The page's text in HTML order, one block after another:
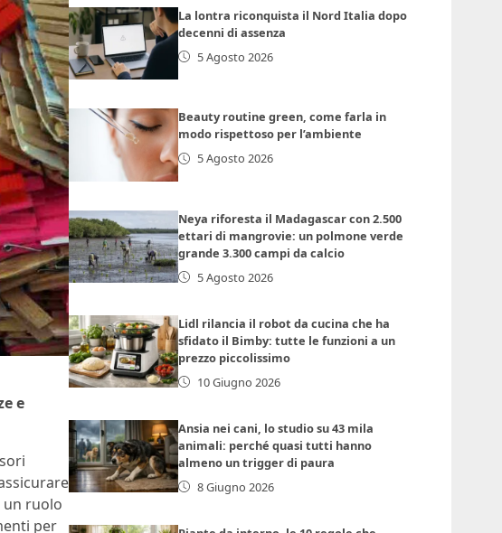
e
un ruolo
per
La lontra riconquista il Nord Italia dopo
decenni di assenza
5 Agosto 2026
Beauty routine green, come farla in
modo rispettoso per l’ambiente
5 Agosto 2026
Neya riforesta il Madagascar con 2.500
ettari di mangrovie: un polmone verde
grande 3.300 campi da calcio
5 Agosto 2026
Lidl rilancia il robot da cucina che ha
sfidato il Bimby: tutte le funzioni a un
prezzo piccolissimo
10 Giugno 2026
Ansia nei cani, lo studio su 43 mila
animali: perché quasi tutti hanno
almeno un trigger di paura
8 Giugno 2026